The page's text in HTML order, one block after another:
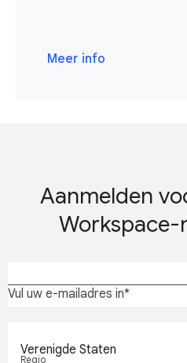
Meer info
Aanmelden
Workspace-
Vul uw e-mailadres in
Regio
Verenigde Staten